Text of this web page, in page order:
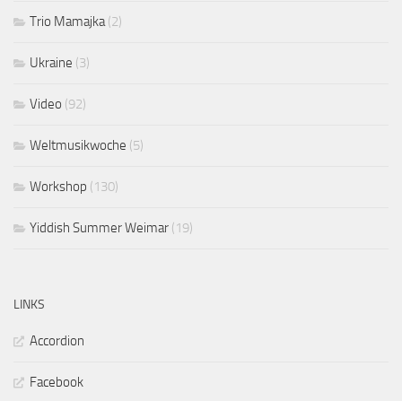
Trio Mamajka (2)
Ukraine (3)
Video (92)
Weltmusikwoche (5)
Workshop (130)
Yiddish Summer Weimar (19)
LINKS
Accordion
Facebook